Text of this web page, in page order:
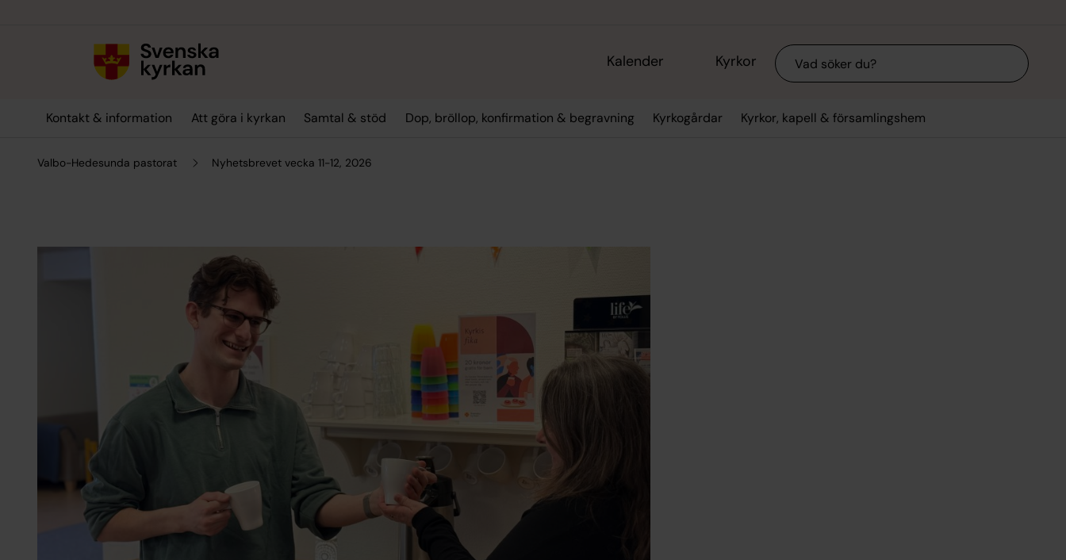
Kalender Kyrkor Sök
Kontakt & information Att göra i kyrkan Samtal & stöd Dop, bröllop, konfirmation & begravning Kyrkogårdar Kyrkor, kapell & församlingshem
Valbo-Hedesunda pastorat Nyhetsbrevet vecka 11-12, 2026